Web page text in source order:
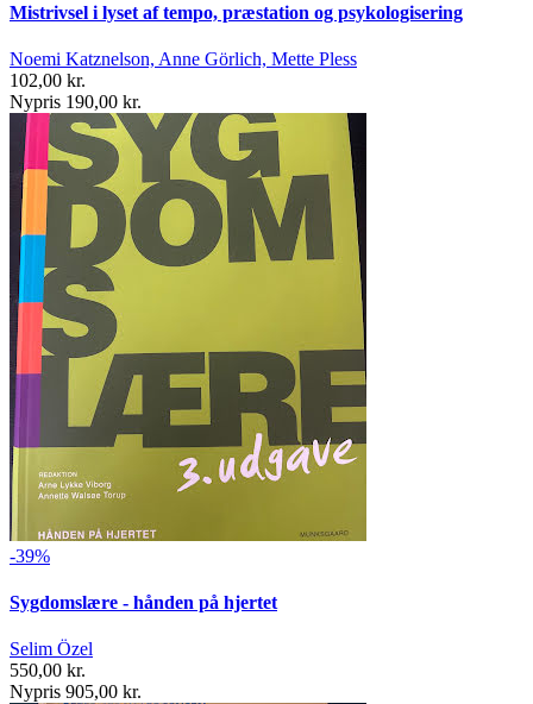
Mistrivsel i lyset af tempo, præstation og psykologisering
Noemi Katznelson, Anne Görlich, Mette Pless
102,00 kr.
Nypris 190,00 kr.
-39%
Sygdomslære - hånden på hjertet
Selim Özel
550,00 kr.
Nypris 905,00 kr.